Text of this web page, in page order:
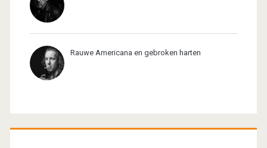
Rauwe Americana en gebroken harten